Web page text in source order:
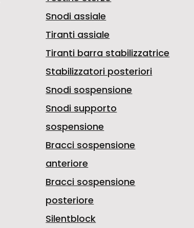
Snodi assiale
Tiranti assiale
Tiranti barra stabilizzatrice
Stabilizzatori posteriori
Snodi sospensione
Snodi supporto
sospensione
Bracci sospensione
anteriore
Bracci sospensione
posteriore
Silentblock